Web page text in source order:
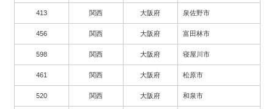
413 関西 大阪府 泉佐野市
456 関西 大阪府 富田林市
598 関西 大阪府 寝屋川市
461 関西 大阪府 松原市
520 関西 大阪府 和泉市